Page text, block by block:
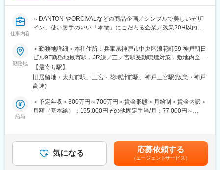
仕事内容
～DANTON やORCIVALなどの商品企画／シンプルで美しいデザ
イン、使い勝手のいい「本物」にこだわる企業／残業20H以内～
歴史あるインポートブランド【DANTON】や【ORCIVAL】
【GYMPHLEX】の商品企画業務をお任せします。
メンズ・ユニセックスブランドをメインにお任せする予定です。
■業務について：
◇業務詳細：
・商品企画、企画営業、Bshopの商品担当と毎週(木)(金)のミーテ
ィングで企画立案実施
・ある程度構成が出来れば下記をお任せします。
└外注パタンナーへの指示
└メーカーや生産管理への指示
└検品 など
勤務地
＜勤務地詳細＞本社住所：兵庫県神戸市中央区浪花町59 神戸朝日
ビル9F勤務地最寄駅：JR線／三ノ宮駅受動喫煙対策：敷地内全面
禁煙変更の範囲：会社の定める事業所（リモートワーク含む）
【最寄り駅】
旧居留地・大丸前駅、三宮・花時計前駅、神戸三宮駅(阪急・神戸
高速)
給与
＜予定年収＞300万円～700万円＜賃金形態＞月給制＜賃金内訳＞
月額（基本給）：155,000円その他固定手当/月：77,000円～
残業手当＞有＜給与補足＞■就業規則に基づき、別途年1回賞与あ
り賃金はあくまでも目安の金額であり、選考を通じて上下する可
能性があります。月給(月額)は固定手当を含めた表記です。
気になる 応募依頼する
（エージェントサービス）